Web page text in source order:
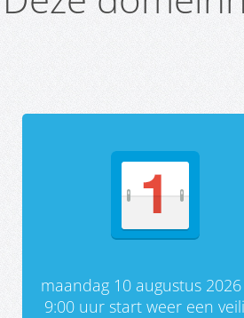
maandag 10 augustus
9:00 uur start weer een